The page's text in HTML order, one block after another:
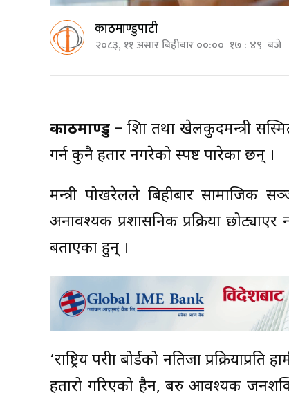
काठमाण्डुपाटी
२०८३, ११ असार बिहीबार ००:०० १७ : ४९ बजे
काठमाण्डु – शिक्षा तथा खेलकुदमन्त्री
गर्न कुनै हतार नगरेको स्पष्ट पारेका छन् ।
मन्त्री पोखरेलले बिहीबार सामाजिक
अनावश्यक प्रशासनिक प्रक्रिया
बताएका हुन् ।
‘राष्ट्रिय परीक्षा बोर्डको नतिजा
हतारो गरिएको हैन, बरु आवश्यक